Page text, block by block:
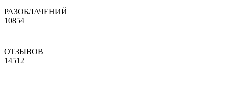
РАЗОБЛАЧЕНИЙ
10854
ОТЗЫВОВ
14512